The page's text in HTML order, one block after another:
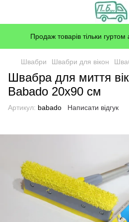
Продаж товарів тільки
Швабри Швабри для вікон
Швабра для миття
Babado 20x90 см
Артикул: babado Написати відгук